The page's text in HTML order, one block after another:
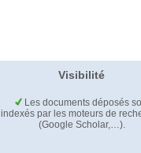
Visibilité
Les documents déposés
indexés par les moteurs de
(Google Scholar,…).